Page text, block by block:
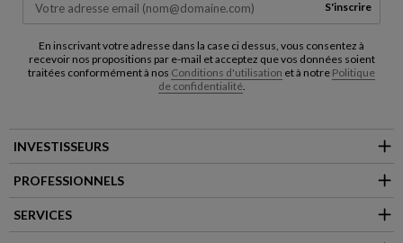
S'inscrire
En inscrivant votre adresse dans la case ci dessus, vous consentez à
recevoir nos propositions par e-mail et acceptez que vos données soient
traitées conformément à nos Conditions d'utilisation et à notre Politique
de confidentialité.
INVESTISSEURS
PROFESSIONNELS
SERVICES